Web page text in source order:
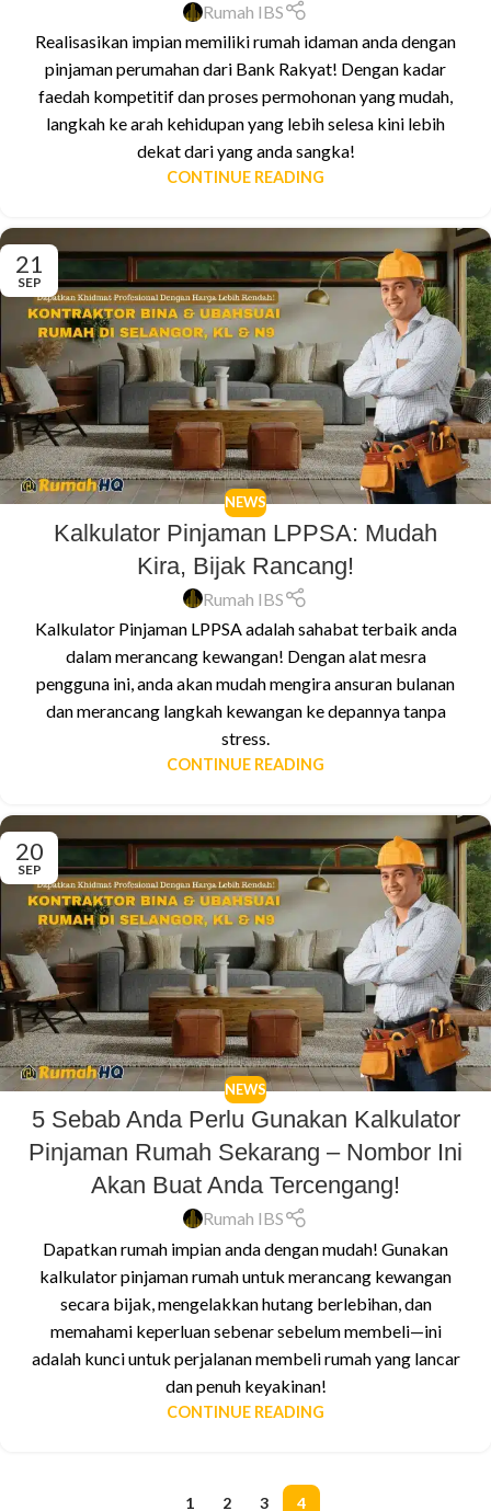
Rumah IBS
Realisasikan impian memiliki rumah idaman anda dengan
pinjaman perumahan dari Bank Rakyat! Dengan kadar
faedah kompetitif dan proses permohonan yang mudah,
langkah ke arah kehidupan yang lebih selesa kini lebih
dekat dari yang anda sangka!
CONTINUE READING
21
SEP
NEWS
Kalkulator Pinjaman LPPSA: Mudah
Kira, Bijak Rancang!
Rumah IBS
Kalkulator Pinjaman LPPSA adalah sahabat terbaik anda
dalam merancang kewangan! Dengan alat mesra
pengguna ini, anda akan mudah mengira ansuran bulanan
dan merancang langkah kewangan ke depannya tanpa
stress.
CONTINUE READING
20
SEP
NEWS
5 Sebab Anda Perlu Gunakan Kalkulator
Pinjaman Rumah Sekarang – Nombor Ini
Akan Buat Anda Tercengang!
Rumah IBS
Dapatkan rumah impian anda dengan mudah! Gunakan
kalkulator pinjaman rumah untuk merancang kewangan
secara bijak, mengelakkan hutang berlebihan, dan
memahami keperluan sebenar sebelum membeli—ini
adalah kunci untuk perjalanan membeli rumah yang lancar
dan penuh keyakinan!
CONTINUE READING
1 2 3
4